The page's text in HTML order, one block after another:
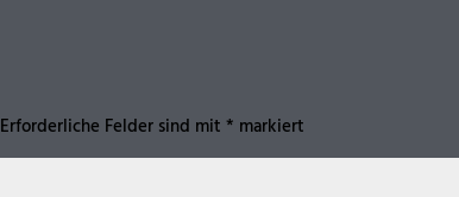
Erforderliche Felder sind mit* markiert